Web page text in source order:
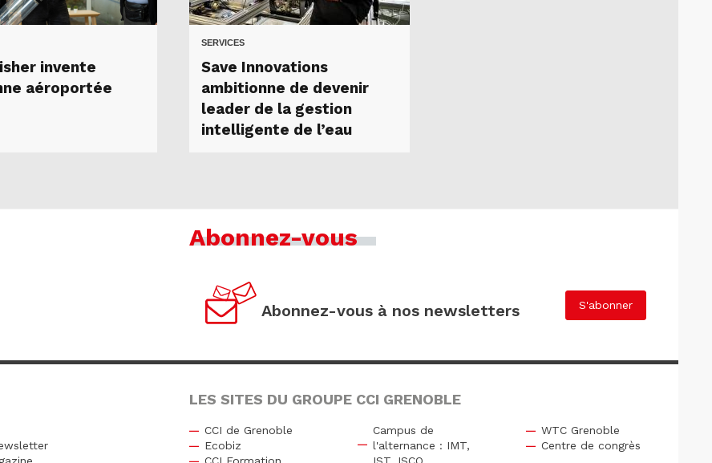
invente
aéroportée
SERVICES
Save Innovations
ambitionne de devenir
leader de la gestion
intelligente de l’eau
Abonnez-vous
Abonnez-vous à nos newsletters S'abonner
LES SITES DU GROUPE CCI GRENOBLE
CCI de Grenoble
Ecobiz
Campus de
l'alternance : IMT,
WTC Grenoble
Centre de congrès